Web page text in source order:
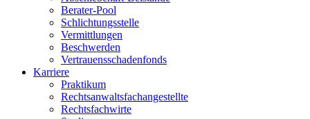
Berater-Pool
Schlichtungsstelle
Vermittlungen
Beschwerden
Vertrauensschadenfonds
Karriere
Praktikum
Rechtsanwalts­fachangestellte
Rechtsfachwirte